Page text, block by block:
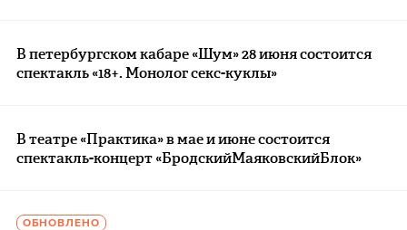
В петербургском кабаре «Шум» 28 июня состоится
спектакль «18+. Монолог секс-куклы»
В театре «Практика» в мае и июне состоится
спектакль-концерт «БродскийМаяковскийБлок»
ОБНОВЛЕНО